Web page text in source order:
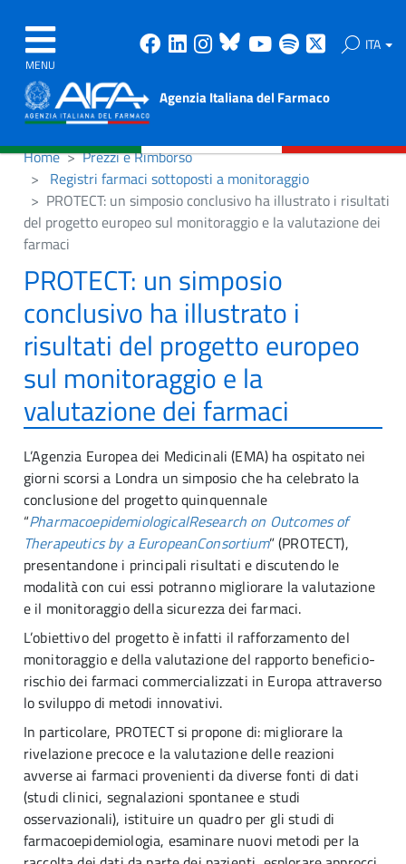
MENU
Facebook
Linkedin
Instagram
Bluesky
Youtube
Spotify ITA
Agenzia Italiana del Farmaco
Home
Prezzi e Rimborso
Registri farmaci sottoposti a monitoraggio
PROTECT: un simposio conclusivo ha illustrato i risultati
del progetto europeo sul monitoraggio e la valutazione dei
farmaci
PROTECT: un simposio
conclusivo ha illustrato i
risultati del progetto europeo
sul monitoraggio e la
valutazione dei farmaci
L’Agenzia Europea dei Medicinali (EMA) ha ospitato nei
giorni scorsi a Londra un simposio che ha celebrato la
conclusione del progetto quinquennale
“PharmacoepidemiologicalResearch on Outcomes of
Therapeutics by a EuropeanConsortium” (PROTECT),
presentandone i principali risultati e discutendo le
modalità con cui essi potranno migliorare la valutazione
e il monitoraggio della sicurezza dei farmaci.
L’obiettivo del progetto è infatti il rafforzamento del
monitoraggio e della valutazione del rapporto beneficio-
rischio dei farmaci commercializzati in Europa attraverso
lo sviluppo di metodi innovativi.
In particolare, PROTECT si propone di: migliorare la
rivelazione precoce e la valutazione delle reazioni
avverse ai farmaci provenienti da diverse fonti di dati
(studi clinici, segnalazioni spontanee e studi
osservazionali), istituire un quadro per gli studi di
farmacoepidemiologia, esaminare nuovi metodi per la